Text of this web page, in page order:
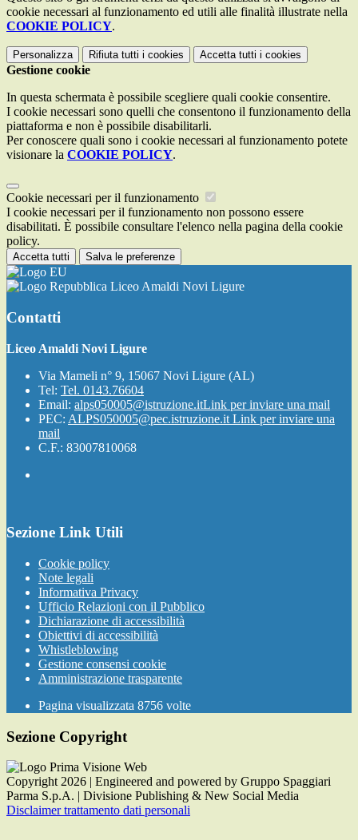
cookie necessari al funzionamento ed utili alle finalità illustrate nella
COOKIE POLICY.
Personalizza Rifiuta tutti i cookies Accetta tutti i cookies
Gestione cookie
In questa schermata è possibile scegliere quali cookie consentire.
I cookie necessari sono quelli che consentono il funzionamento della
piattaforma e non è possibile disabilitarli.
Per conoscere quali sono i cookie necessari al funzionamento potete
visionare la COOKIE POLICY.
Cookie necessari per il funzionamento
I cookie necessari per il funzionamento non possono essere
disabilitati. È possibile consultare l'elenco nella pagina della cookie
policy.
Accetta tutti Salva le preferenze
Liceo Amaldi Novi Ligure
Contatti
Liceo Amaldi Novi Ligure
Via Mameli n° 9, 15067 Novi Ligure (AL)
Tel: Tel. 0143.76604
Email: alps050005@istruzione.itLink per inviare una mail
PEC: ALPS050005@pec.istruzione.it Link per inviare una
mail
C.F.: 83007810068
Sezione Link Utili
Cookie policy
Note legali
Informativa Privacy
Ufficio Relazioni con il Pubblico
Dichiarazione di accessibilità
Obiettivi di accessibilità
Whistleblowing
Gestione consensi cookie
Amministrazione trasparente
Pagina visualizzata 8756 volte
Sezione Copyright
Copyright 2026 | Engineered and powered by Gruppo Spaggiari
Parma S.p.A. | Divisione Publishing & New Social Media
Disclaimer trattamento dati personali